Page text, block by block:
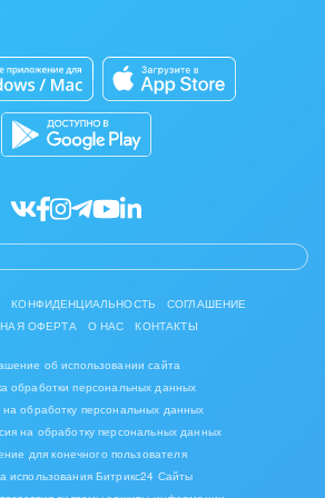
бизнес
декор
управленческие услуги
КОНФИДЕНЦИАЛЬНОСТЬ
СОГЛАШЕНИЕ
ОФЕРТА
О НАС КОНТАКТЫ
об использовании сайта
обработки персональных данных
обработку персональных данных
на обработку персональных данных
для конечного пользователя
использования Битрикс24 Сайты